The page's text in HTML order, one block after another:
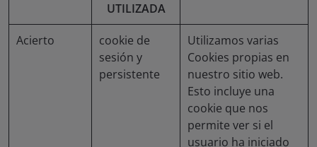
UTILIZADA
Acierto
cookie de
sesión y
persistente
Utilizamos varias
Cookies propias en
nuestro sitio web.
Esto incluye una
cookie que nos
permite ver si el
usuario ha iniciado